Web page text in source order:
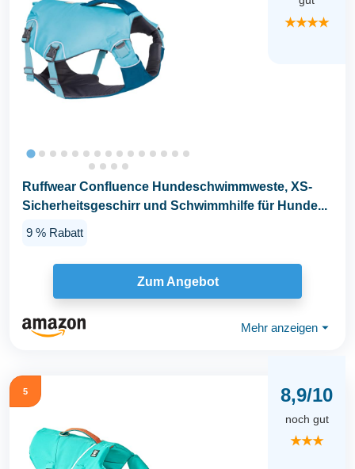
★★★★
Ruffwear Confluence Hundeschwimmweste, XS-
Sicherheitsgeschirr und Schwimmhilfe für Hunde...
9 % Rabatt
Zum Angebot
Mehr anzeigen ⏷
5 8,9/10
noch gut
★★★